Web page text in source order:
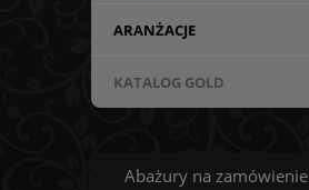
ARANŻACJE
KATALOG GOLD
Abażury na zamówienie